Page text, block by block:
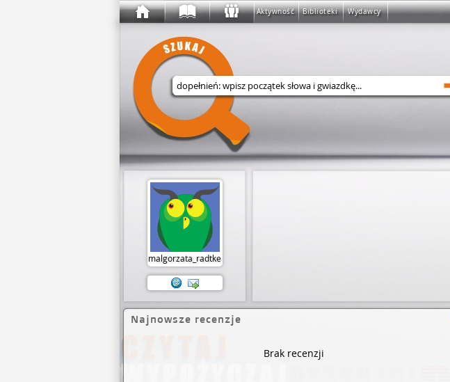
Aktywność Biblioteki Wydawcy
Wyszukaj w serwisie
malgorzata_radtke
Najnowsze recenzje
Brak recenzji